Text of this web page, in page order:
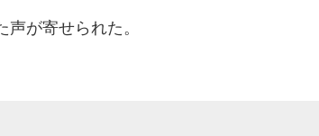
声が寄せられた。